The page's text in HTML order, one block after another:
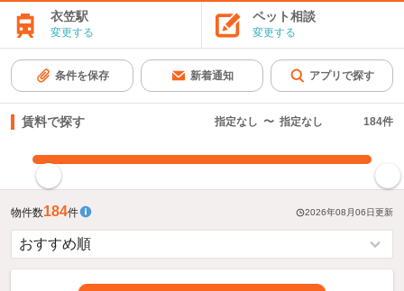
衣笠駅
変更する
ペット相談
変更する
条件を保存 新着通知 アプリで探す
賃料で探す 指定なし 〜 指定なし 184件
物件数184件 2026年08月06日更新